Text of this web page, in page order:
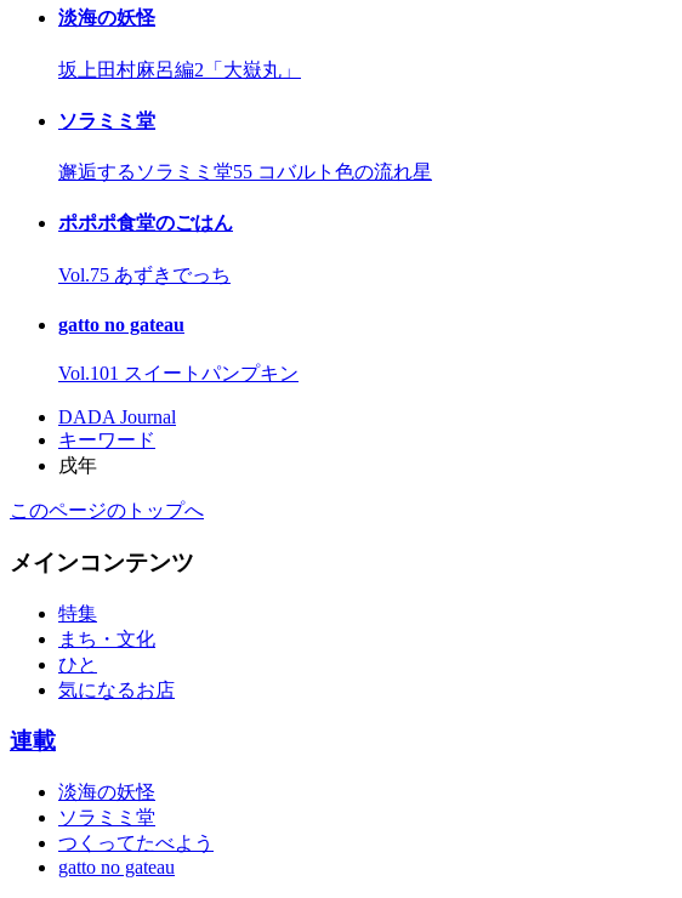
淡海の妖怪
坂上田村麻呂編2「大嶽丸」
ソラミミ堂
邂逅するソラミミ堂55 コバルト色の流れ星
ポポポ食堂のごはん
Vol.75 あずきでっち
gatto no gateau
Vol.101 スイートパンプキン
DADA Journal
キーワード
戌年
このページのトップへ
メインコンテンツ
特集
まち・文化
ひと
気になるお店
連載
淡海の妖怪
ソラミミ堂
つくってたべよう
gatto no gateau